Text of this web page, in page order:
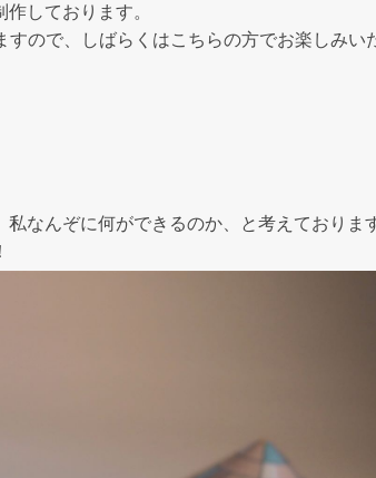
しております。
ので、しばらくはこちらの方でお楽しみい
なんぞに何ができるのか、と考えておりま